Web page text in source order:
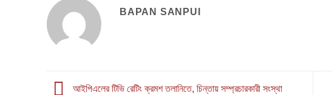
BAPAN SANPUI
আইপিএলের টিভি রেটিং ক্রমশ তলানিতে, চিন্তায় সম্প্রচারকারী সংস্থা